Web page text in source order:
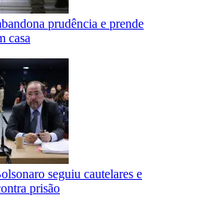
prudência e prende
casa
seguiu cautelares e
prisão